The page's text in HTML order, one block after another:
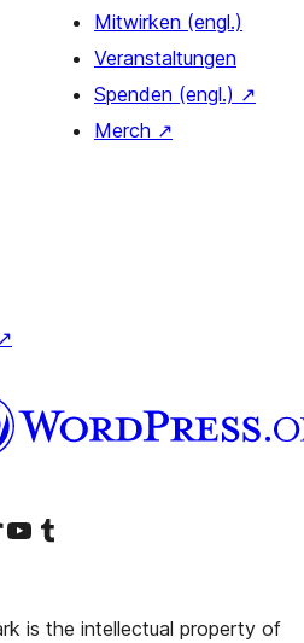
Mitwirken (engl.)
Veranstaltungen
Spenden (engl.) ↗
Merch ↗
↗
besuchen
besuchen
Konto besuchen
Unseren YouTube-Kanal besuchen
Unser Tumblr-Konto besuchen
is the intellectual property of